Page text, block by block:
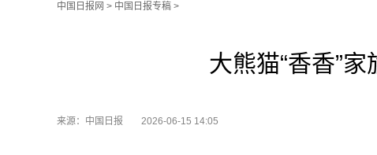
中国日报网 > 中国日报专稿 >
大熊猫“香香”
来源：中国日报 2026-06-15 14:05